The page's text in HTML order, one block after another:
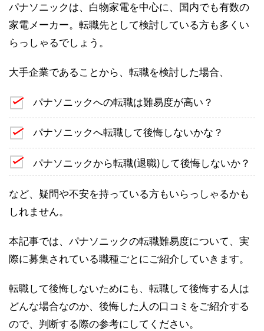
パナソニックは、白物家電を中心に、国内でも有数の
家電メーカー。転職先として検討している方も多くい
らっしゃるでしょう。
大手企業であることから、転職を検討した場合、
パナソニックへの転職は難易度が高い？
パナソニックへ転職して後悔しないかな？
パナソニックから転職(退職)して後悔しないか？
など、疑問や不安を持っている方もいらっしゃるかも
しれません。
本記事では、パナソニックの転職難易度について、実
際に募集されている職種ごとにご紹介していきます。
転職して後悔しないためにも、転職して後悔する人は
どんな場合なのか、後悔した人の口コミをご紹介する
ので、判断する際の参考にしてください。